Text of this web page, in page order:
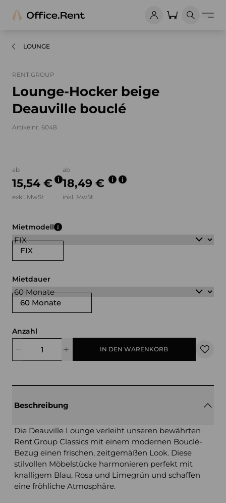
LOUNGE
RENT.GROUP
Lounge-Hocker beige
Deauville bouclé
Artikelnr. 6048
ab
15,54 €
exkl. MwSt
ab
18,49 €
inkl. MwSt
FIX
Mietmodell
60 Monate
Mietdauer
Anzahl
IN DEN WARENKORB
Beschreibung
Die Deauville Lounge verleiht unseren bewährten
Rent.Group Classics mit einem modernen Bouclé-
Bezug einen frischen, zeitgemäßen Look. Diese
stilvollen Möbelstücke harmonieren perfekt mit
knalligem Blau, Rosa und Limegrün und schaffen
eine fröhliche Atmosphäre.